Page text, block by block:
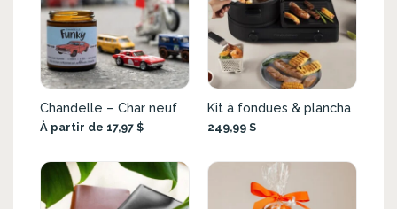
Chandelle – Char neuf
À partir de 17,97 $
Kit à fondues & plancha
249,99 $